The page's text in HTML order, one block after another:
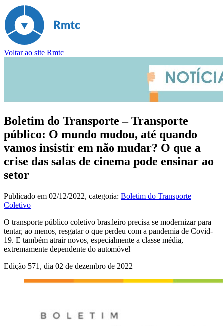
Voltar ao site Rmtc
Boletim do Transporte – Transporte
público: O mundo mudou, até quando
vamos insistir em não mudar? O que a
crise das salas de cinema pode ensinar ao
setor
Publicado em 02/12/2022, categoria: Boletim do Transporte
Coletivo
O transporte público coletivo brasileiro precisa se modernizar para
tentar, ao menos, resgatar o que perdeu com a pandemia de Covid-
19. E também atrair novos, especialmente a classe média,
extremamente dependente do automóvel
Edição 571, dia 02 de dezembro de 2022